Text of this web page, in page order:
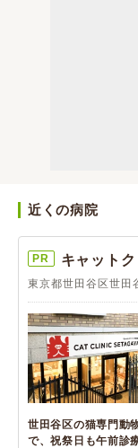
近くの病院
PR キャット
東京都世田谷区世
世田谷区の猫専門動
で、祝祭日も午前診